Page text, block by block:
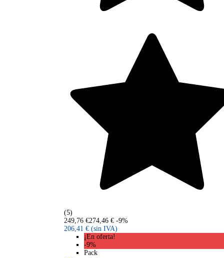
(5)
249,76 €274,46 € -9%
206,41 € (sin IVA)
¡En oferta!
-9%
Pack